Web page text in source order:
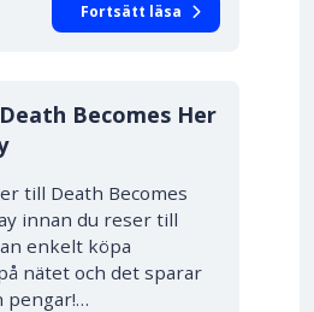
Fortsätt läsa
Becomes Her
till Death Becomes
innan du reser till
enkelt köpa
nätet och det sparar
pengar!…